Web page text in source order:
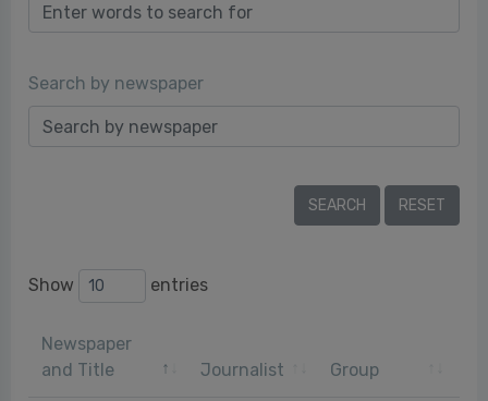
Search by newspaper
Show entries
Newspaper
and Title
Journalist Group